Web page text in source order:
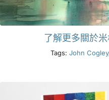
資源
尋找零售商了解更多關於
Tags: John Cogley